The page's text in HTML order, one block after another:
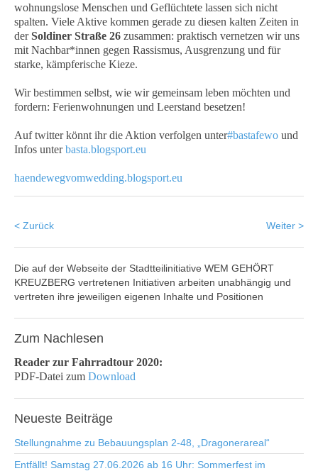
wohnungslose Menschen und Geflüchtete lassen sich nicht
spalten. Viele Aktive kommen gerade zu diesen kalten Zeiten in
derSoldiner Straße 26 zusammen: praktisch vernetzen wir uns
mit Nachbar*innen gegen Rassismus, Ausgrenzung und für
starke, kämpferische Kieze.
Wir bestimmen selbst, wie wir gemeinsam leben möchten und
fordern: Ferienwohnungen und Leerstand besetzen!
Auf twitter könnt ihr die Aktion verfolgen unter#bastafewo und
Infos unterbasta.blogsport.eu
haendewegvomwedding.blogsport.eu
< Zurück Weiter >
Die auf der Webseite der Stadtteilinitiative WEM GEHÖRT
KREUZBERG vertretenen Initiativen arbeiten unabhängig und
vertreten ihre jeweiligen eigenen Inhalte und Positionen
Zum Nachlesen
Reader zur Fahrradtour 2020:
PDF-Datei zum Download
Neueste Beiträge
Stellungnahme zu Bebauungsplan 2-48, „Dragonerareal“
Entfällt! Samstag 27.06.2026 ab 16 Uhr: Sommerfest im